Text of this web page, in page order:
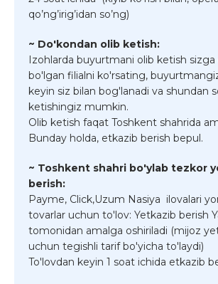
qo’ng’irig’idan so’ng)
~ Do'kondan olib ketish:
Izohlarda buyurtmani olib ketish sizga
bo'lgan filialni ko'rsating,
keyin siz bilan bog'lanadi va shundan
ketishingiz mumkin.
Olib ketish faqat Toshkent shahrida
Bunday holda, etkazib berish bepul.
~ Toshkent shahri bo'ylab tezkor
berish:
Payme, Click,Uzum Nasiya ilovalari
tovarlar uchun to'lov: Yetkazib berish
tomonidan amalga oshiriladi (mijoz
uchun tegishli tarif bo'yicha to'laydi)
To'lovdan keyin 1 soat ichida etkazib